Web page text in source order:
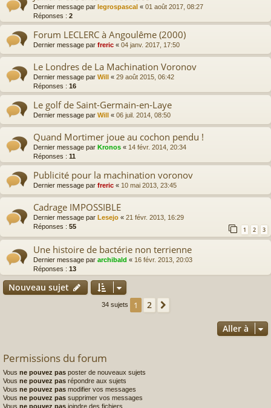
Dernier message par legrospascal « 01 août 2017, 08:27
Réponses : 2
Forum LECLERC à Angoulême (2000)
Dernier message par freric « 04 janv. 2017, 17:50
Le Londres de La Machination Voronov
Dernier message par Will « 29 août 2015, 06:42
Réponses : 16
Le golf de Saint-Germain-en-Laye
Dernier message par Will « 06 juil. 2014, 08:50
Quand Mortimer joue au cochon pendu !
Dernier message par Kronos « 14 févr. 2014, 20:34
Réponses : 11
Publicité pour la machination voronov
Dernier message par freric « 10 mai 2013, 23:45
Cadrage IMPOSSIBLE
Dernier message par Lesejo « 21 févr. 2013, 16:29
Réponses : 55 1 2 3
Une histoire de bactérie non terrienne
Dernier message par archibald « 16 févr. 2013, 20:03
Réponses : 13
Nouveau sujet
34 sujets 1 2
Aller à
Permissions du forum
Vous ne pouvez pas poster de nouveaux sujets
Vous ne pouvez pas répondre aux sujets
Vous ne pouvez pas modifier vos messages
Vous ne pouvez pas supprimer vos messages
Vous ne pouvez pas joindre des fichiers